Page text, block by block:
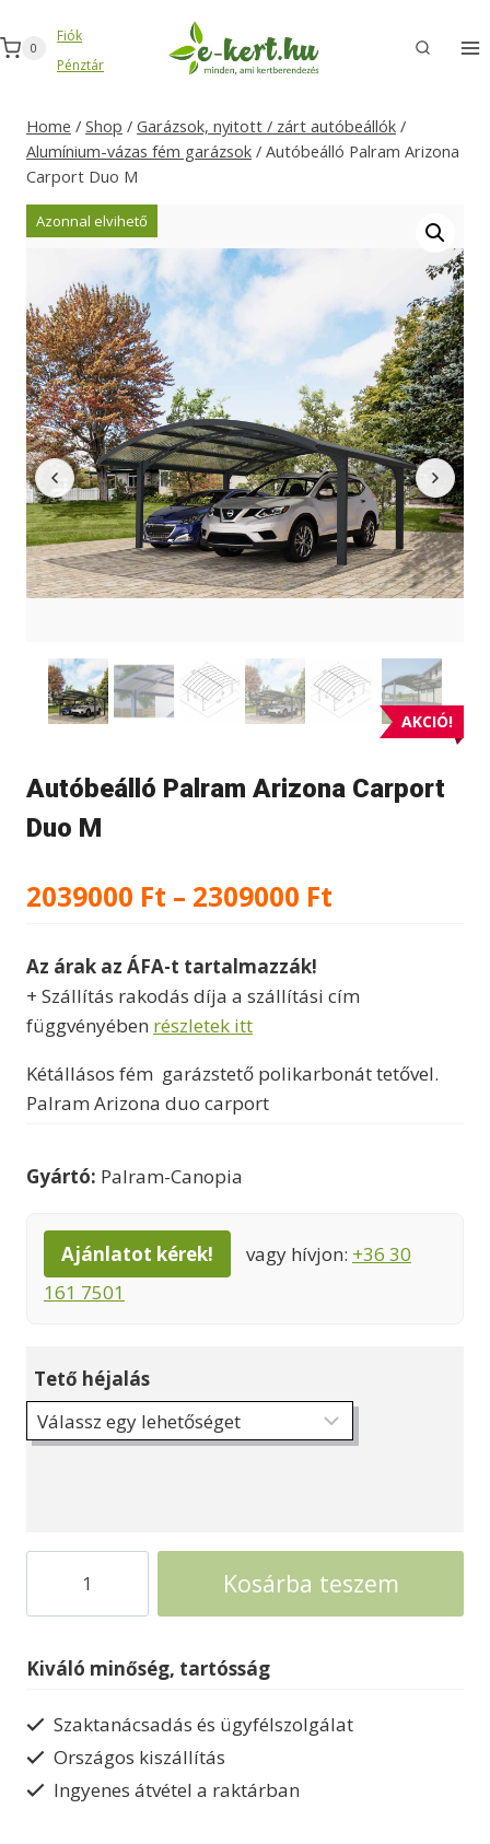
to
content
0
Fiók
Pénztár
Home / Shop / Garázsok, nyitott / zárt autóbeállók /
Alumínium-vázas fém garázsok / Autóbeálló Palram Arizona
Carport Duo M
AKCIÓ!
Azonnal elvihető
Autóbeálló Palram Arizona Carport
Duo M
2039000 Ft – 2309000 Ft
-
Az árak az ÁFA-t tartalmazzák!
+ Szállítás rakodás díja a szállítási cím
függvényében részletek itt
Kétállásos fém garázstető polikarbonát tetővel.
Palram Arizona duo carport
Gyártó: Palram-Canopia
Ajánlatot kérek! vagy hívjon: +36 30
161 7501
Tető héjalás
Palram
Arizona
Duo
M
Kosárba teszem
Kiváló minőség, tartósság
Szaktanácsadás és ügyfélszolgálat
Országos kiszállítás
Ingyenes átvétel a raktárban